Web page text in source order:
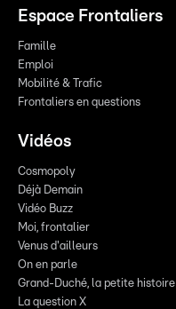
Espace Frontaliers
Famille
Emploi
Mobilité & Trafic
Frontaliers en questions
Vidéos
Cosmopoly
Déjà Demain
Vidéo Buzz
Moi, frontalier
Venus d'ailleurs
On en parle
Grand-Duché, la petite histoire
La question X